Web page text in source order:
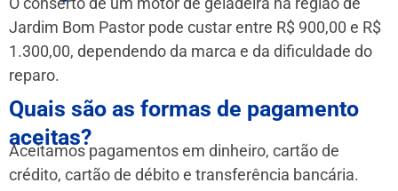
Jardim Bom Pastor pode custar entre R$ 900,00 e R$
1.300,00, dependendo da marca e da dificuldade do
reparo.
Quais são as formas de pagamento
aceitas?
Aceitamos pagamentos em dinheiro, cartão de
crédito, cartão de débito e transferência bancária.